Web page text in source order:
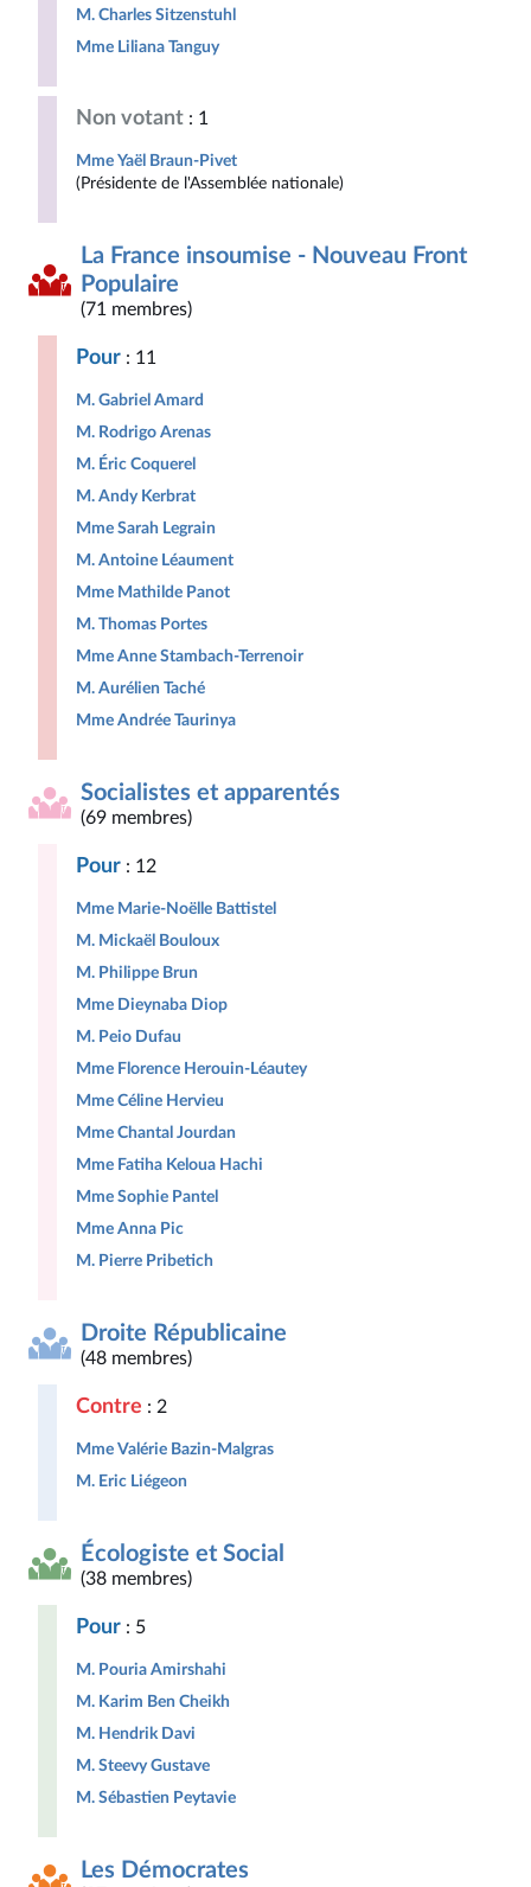
M. Charles Sitzenstuhl
Mme Liliana Tanguy
Non votant : 1
Mme Yaël Braun-Pivet
(Présidente de l'Assemblée nationale)
La France insoumise - Nouveau Front
Populaire
(71 membres)
Pour : 11
M. Gabriel Amard
M. Rodrigo Arenas
M. Éric Coquerel
M. Andy Kerbrat
Mme Sarah Legrain
M. Antoine Léaument
Mme Mathilde Panot
M. Thomas Portes
Mme Anne Stambach-Terrenoir
M. Aurélien Taché
Mme Andrée Taurinya
Socialistes et apparentés
(69 membres)
Pour : 12
Mme Marie-Noëlle Battistel
M. Mickaël Bouloux
M. Philippe Brun
Mme Dieynaba Diop
M. Peio Dufau
Mme Florence Herouin-Léautey
Mme Céline Hervieu
Mme Chantal Jourdan
Mme Fatiha Keloua Hachi
Mme Sophie Pantel
Mme Anna Pic
M. Pierre Pribetich
Droite Républicaine
(48 membres)
Contre : 2
Mme Valérie Bazin-Malgras
M. Eric Liégeon
Écologiste et Social
(38 membres)
Pour : 5
M. Pouria Amirshahi
M. Karim Ben Cheikh
M. Hendrik Davi
M. Steevy Gustave
M. Sébastien Peytavie
Les Démocrates